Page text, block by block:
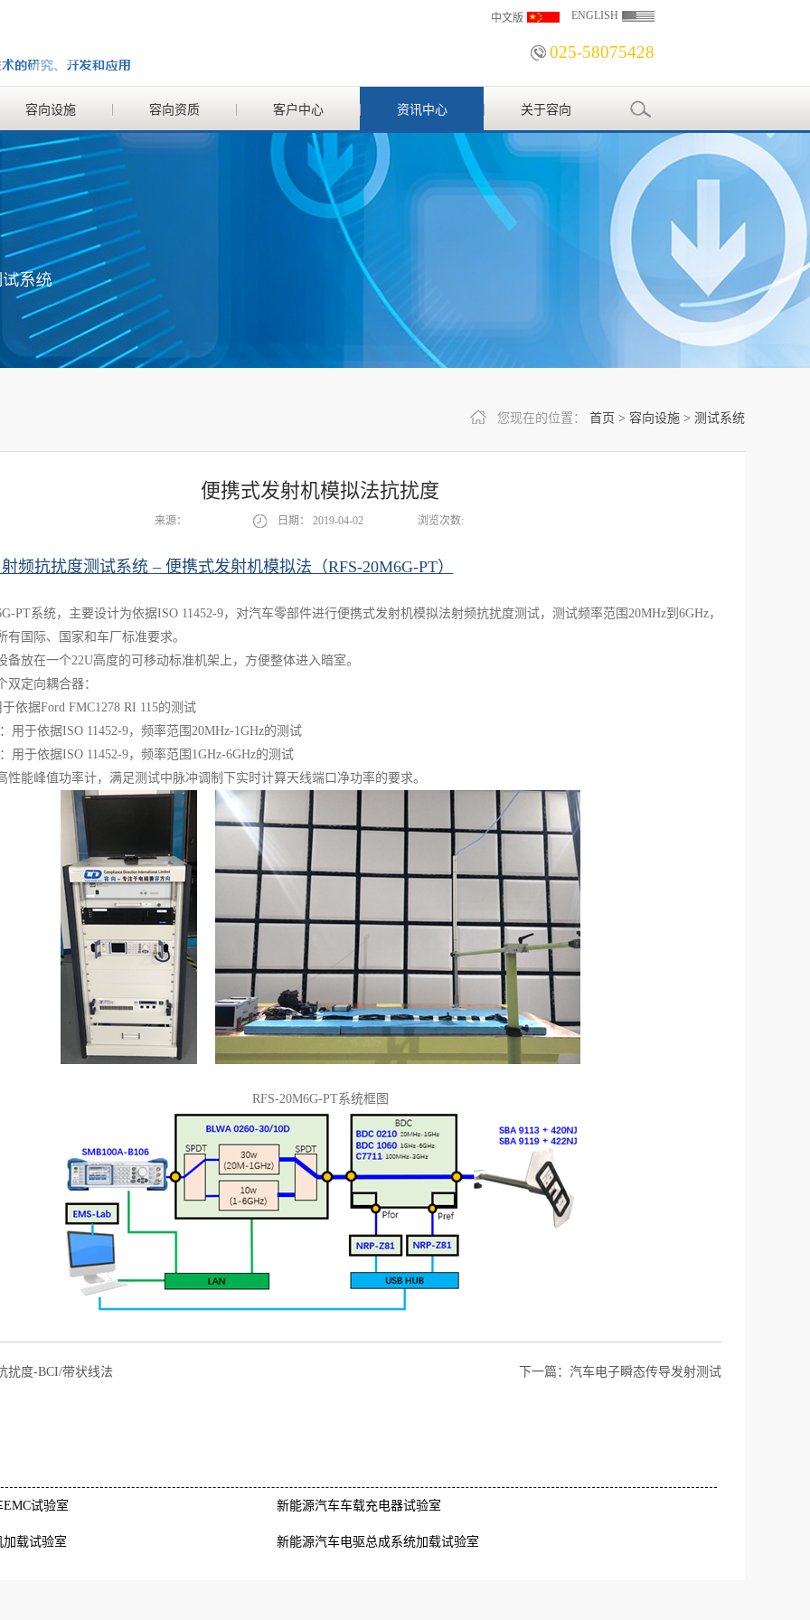
025-58075428
中文版 ENGLISH
容向设施 容向资质 客户中心 资讯中心 关于容向
您现在的位置： 首页 > 容向设施 > 测试系统
便携式发射机模拟法抗扰度
日期： 2019-04-02 浏览次数:
来源：
频抗扰度测试系统 – 便携式发射机模拟法（RFS-20M6G-PT）
PT系统，主要设计为依据ISO 11452-9，对汽车零部件进行便携式发射机模拟法射频抗扰度测试，测试频率范围20MHz到6GHz，
有国际、国家和车厂标准要求。
备放在一个22U高度的可移动标准机架上，方便整体进入暗室。
双定向耦合器：
于依据Ford FMC1278 RI 115的测试
用于依据ISO 11452-9，频率范围20MHz-1GHz的测试
用于依据ISO 11452-9，频率范围1GHz-6GHz的测试
性能峰值功率计，满足测试中脉冲调制下实时计算天线端口净功率的要求。
RFS-20M6G-PT系统框图
扰度-BCI/带状线法 下一篇： 汽车电子瞬态传导发射测试
试验室 新能源汽车车载充电器试验室
载试验室 新能源汽车电驱总成系统加载试验室